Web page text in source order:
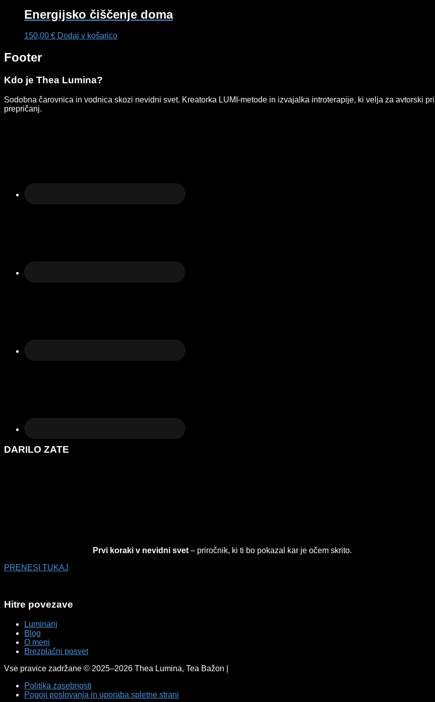
Energijsko čiščenje doma
150,00 € Dodaj v košarico
Footer
Kdo je Thea Lumina?
Sodobna čarovnica in vodnica skozi nevidni svet. Kreatorka LUMI-metode in izvajalka introterapije, ki velja za avtorski
prepričanj.
DARILO ZATE
Prvi koraki v nevidni svet– priročnik, ki ti bo pokazal kar je očem skrito.
PRENESI TUKAJ
Hitre povezave
Luminarij
Blog
O meni
Brezplačni posvet
Vse pravice zadržane © 2025–2026 Thea Lumina, Tea Bažon |
Politika zasebnosti
Pogoji poslovanja in uporaba spletne strani